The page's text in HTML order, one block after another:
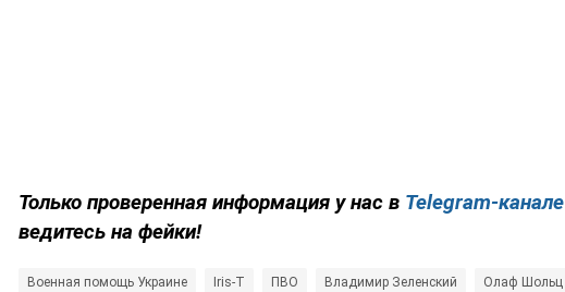
Только проверенная информация у нас в Telegram-канале
ведитесь на фейки!
Военная помощь Украине Iris-T ПВО Владимир Зеленский Олаф Шольц